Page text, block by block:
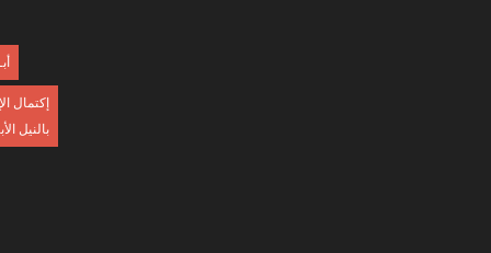
إكتمال
بالنيل